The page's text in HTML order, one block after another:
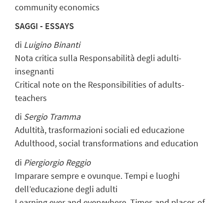
community economics
SAGGI - ESSAYS
di Luigino Binanti
Nota critica sulla Responsabilità degli adulti-
insegnanti
Critical note on the Responsibilities of adults-
teachers
di Sergio Tramma
Adultità, trasformazioni sociali ed educazione
Adulthood, social transformations and education
di Piergiorgio Reggio
Imparare sempre e ovunque. Tempi e luoghi
dell’educazione degli adulti